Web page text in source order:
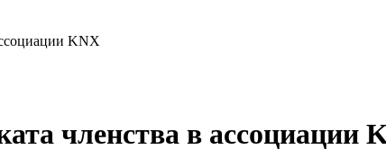
KNX
членства в ассоциации